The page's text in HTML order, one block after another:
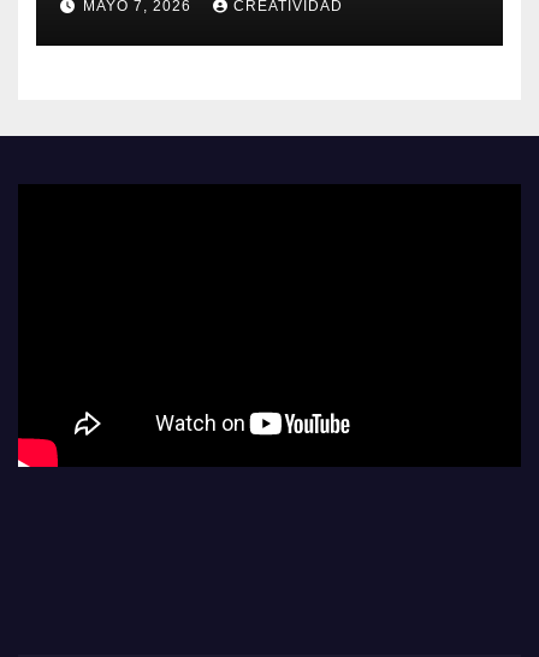
MAYO 7, 2026 CREATIVIDAD